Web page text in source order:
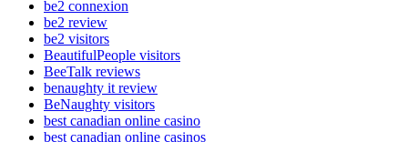
be2 connexion
be2 review
be2 visitors
BeautifulPeople visitors
BeeTalk reviews
benaughty it review
BeNaughty visitors
best canadian online casino
best canadian online casinos